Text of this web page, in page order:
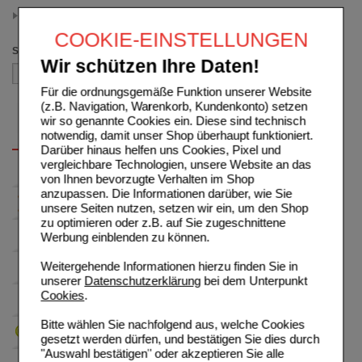
COOKIE-EINSTELLUNGEN
Wir schützen Ihre Daten!
Für die ordnungsgemäße Funktion unserer Website
(z.B. Navigation, Warenkorb, Kundenkonto) setzen
wir so genannte Cookies ein. Diese sind technisch
notwendig, damit unser Shop überhaupt funktioniert.
Darüber hinaus helfen uns Cookies, Pixel und
vergleichbare Technologien, unsere Website an das
von Ihnen bevorzugte Verhalten im Shop
anzupassen. Die Informationen darüber, wie Sie
unsere Seiten nutzen, setzen wir ein, um den Shop
zu optimieren oder z.B. auf Sie zugeschnittene
Werbung einblenden zu können.
Weitergehende Informationen hierzu finden Sie in
unserer Datenschutzerklärungbei dem Unterpunkt
Cookies.
Bitte wählen Sie nachfolgend aus, welche Cookies
gesetzt werden dürfen, und bestätigen Sie dies durch
"Auswahl bestätigen" oder akzeptieren Sie alle
Sortieren nach